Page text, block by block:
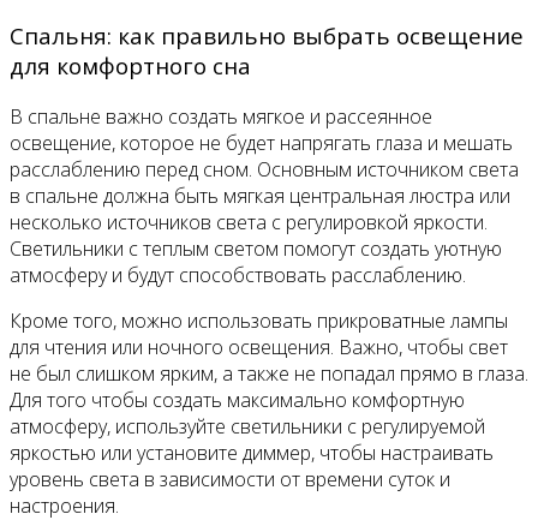
Спальня: как правильно выбрать освещение
для комфортного сна
В спальне важно создать мягкое и рассеянное
освещение, которое не будет напрягать глаза и мешать
расслаблению перед сном. Основным источником света
в спальне должна быть мягкая центральная люстра или
несколько источников света с регулировкой яркости.
Светильники с теплым светом помогут создать уютную
атмосферу и будут способствовать расслаблению.
Кроме того, можно использовать прикроватные лампы
для чтения или ночного освещения. Важно, чтобы свет
не был слишком ярким, а также не попадал прямо в глаза.
Для того чтобы создать максимально комфортную
атмосферу, используйте светильники с регулируемой
яркостью или установите диммер, чтобы настраивать
уровень света в зависимости от времени суток и
настроения.